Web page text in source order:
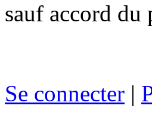
sauf accord du
Se connecter |